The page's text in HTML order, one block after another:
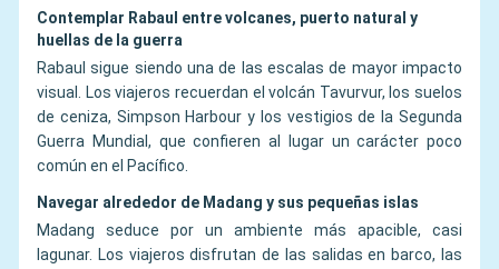
Contemplar Rabaul entre volcanes, puerto natural y
huellas de la guerra
Rabaul sigue siendo una de las escalas de mayor impacto
visual. Los viajeros recuerdan el volcán Tavurvur, los suelos
de ceniza, Simpson Harbour y los vestigios de la Segunda
Guerra Mundial, que confieren al lugar un carácter poco
común en el Pacífico.
Navegar alrededor de Madang y sus pequeñas islas
Madang seduce por un ambiente más apacible, casi
lagunar. Los viajeros disfrutan de las salidas en barco, las